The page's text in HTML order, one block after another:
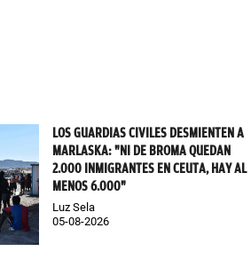
LOS GUARDIAS CIVILES DESMIENTEN A
MARLASKA: "NI DE BROMA QUEDAN
2.000 INMIGRANTES EN CEUTA, HAY AL
MENOS 6.000"
Luz Sela
05-08-2026